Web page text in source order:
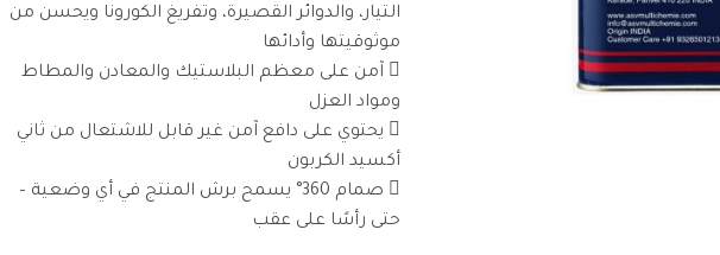
التيار، والدوائر القصيرة، وتفريغ الكورونا ويحسن من
موثوقيتها وأدائها
 آمن على معظم البلاستيك والمعادن والمطاط
ومواد العزل
 يحتوي على دافع آمن غير قابل للاشتعال من ثاني
أكسيد الكربون
 صمام 360° يسمح برش المنتج في أي وضعية –
حتى رأسًا على عقب